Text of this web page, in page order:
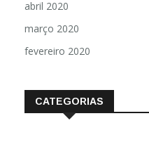
abril 2020
março 2020
fevereiro 2020
CATEGORIAS